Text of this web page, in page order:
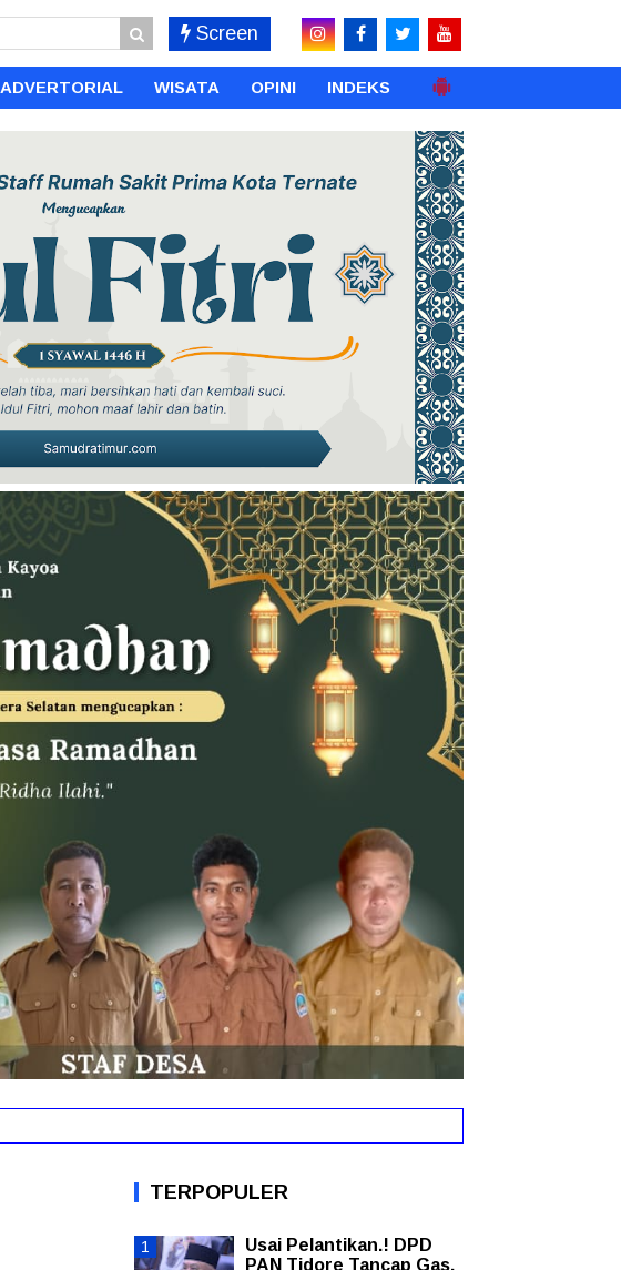
Screen
ADVERTORIAL WISATA OPINI INDEKS
TERPOPULER
Usai Pelantikan.! DPD
PAN Tidore Tancap Gas,